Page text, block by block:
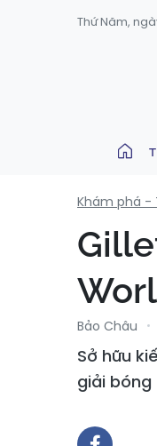
Thứ Năm,
Khám phá -
Bảo Châu
Sở hữu
giải bóng